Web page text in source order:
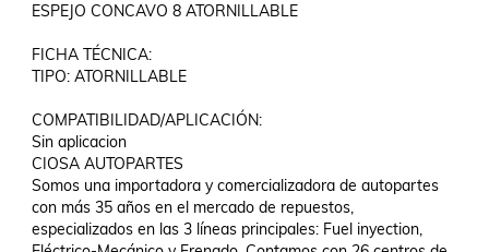
ESPEJO CONCAVO 8 ATORNILLABLE
FICHA TÉCNICA:
TIPO: ATORNILLABLE
COMPATIBILIDAD/APLICACIÓN:
Sin aplicacion
CIOSA AUTOPARTES
Somos una importadora y comercializadora de autopartes
con más 35 años en el mercado de repuestos,
especializados en las 3 líneas principales: Fuel inyection,